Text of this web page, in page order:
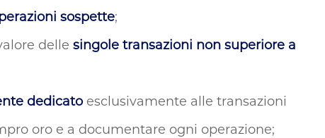
sospette;
delle singole transazioni non superiore a
dedicatoesclusivamente alle transazioni
oro e a documentare ogni operazione;